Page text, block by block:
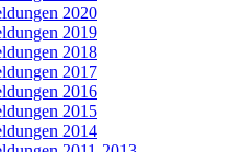
2020
2019
2018
2017
2016
2015
2014